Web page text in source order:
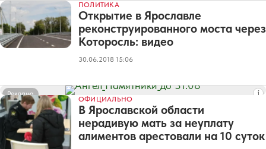
ПОЛИТИКА
Открытие в Ярославле
реконструированного моста через
Которосль: видео
30.06.2018 15:06
Реклама
ОФИЦИАЛЬНО
В Ярославской области
нерадивую мать за неуплату
алиментов арестовали на 10 суток